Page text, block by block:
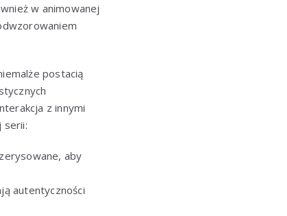
w animowanej
postacią
z innymi
serii:
aby
autentyczności